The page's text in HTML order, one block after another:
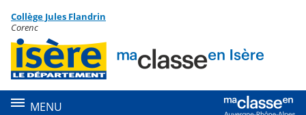
Contenu
Collège Jules Flandrin
Corenc
MENU